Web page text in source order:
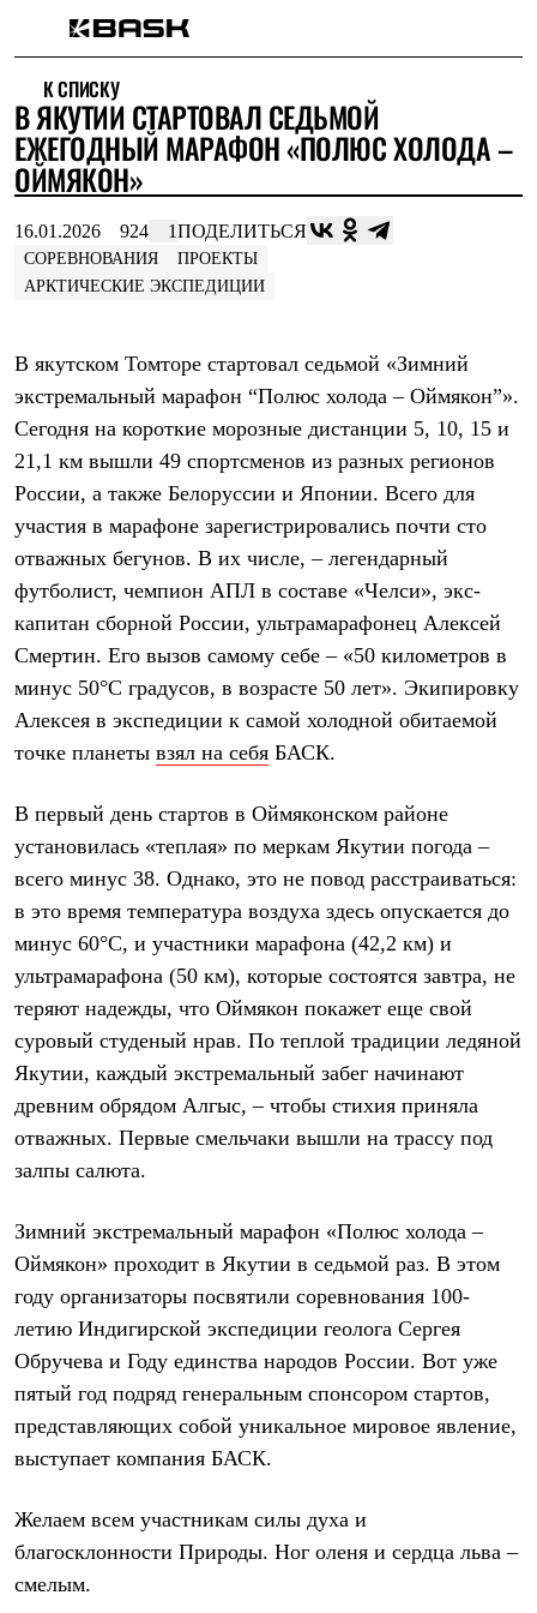
Интернет-магазин
Мужская одежда
Утепленная пухом
Куртки
Брюки
Комбинезоны
Утепленная синтетикой
Брюки
Брюки
Софтшелл одежда
Куртки
Брюки
Флисовая одежда
Куртки
Брюки
Жилеты
Теплое термобелье
Среднее термобелье
Легкое термобелье
Лёгкая одежда
Футболки
Рубашки
Толстовки
Брюки
Шорты
Куртки
Брюки
Утепленная синтетикой
Куртки
Штормовая одежда
Куртки
Софтшелл одежда
Куртки
Брюки
Лёгкая одежда
Футболки
Толстовки
Среднее термобелье
Легкое термобелье
Флисовая одежда
Куртки
Брюки
Детская одежда
Утепленная пухом
Комбинезоны
Брюки
Утепленная синтетикой
Брюки
Лёгкая одежда
Толстовки
К СПИСКУ
В ЯКУТИИ СТАРТОВАЛ СЕДЬМОЙ
ЕЖЕГОДНЫЙ МАРАФОН «ПОЛЮС ХОЛОДА –
ОЙМЯКОН»
16.01.2026 924 1ПОДЕЛИТЬСЯ
СОРЕВНОВАНИЯ
ПРОЕКТЫ
АРКТИЧЕСКИЕ ЭКСПЕДИЦИИ
В якутском Томторе стартовал седьмой «Зимний
экстремальный марафон “Полюс холода – Оймякон”».
Сегодня на короткие морозные дистанции 5, 10, 15 и
21,1 км вышли 49 спортсменов из разных регионов
России, а также Белоруссии и Японии. Всего для
участия в марафоне зарегистрировались почти сто
отважных бегунов. В их числе, – легендарный
футболист, чемпион АПЛ в составе «Челси», экс-
капитан сборной России, ультрамарафонец Алексей
Смертин. Его вызов самому себе – «50 километров в
минус 50°C градусов, в возрасте 50 лет». Экипировку
Алексея в экспедиции к самой холодной обитаемой
точке планеты взял на себя БАСК.
В первый день стартов в Оймяконском районе
установилась «теплая» по меркам Якутии погода –
всего минус 38. Однако, это не повод расстраиваться:
в это время температура воздуха здесь опускается до
минус 60°С, и участники марафона (42,2 км) и
ультрамарафона (50 км), которые состоятся завтра, не
теряют надежды, что Оймякон покажет еще свой
суровый студеный нрав. По теплой традиции ледяной
Якутии, каждый экстремальный забег начинают
древним обрядом Алгыс, – чтобы стихия приняла
отважных. Первые смельчаки вышли на трассу под
залпы салюта.
Зимний экстремальный марафон «Полюс холода –
Оймякон» проходит в Якутии в седьмой раз. В этом
году организаторы посвятили соревнования 100-
летию Индигирской экспедиции геолога Сергея
Обручева и Году единства народов России. Вот уже
пятый год подряд генеральным спонсором стартов,
представляющих собой уникальное мировое явление,
выступает компания БАСК.
Желаем всем участникам силы духа и
благосклонности Природы. Ног оленя и сердца льва –
смелым.